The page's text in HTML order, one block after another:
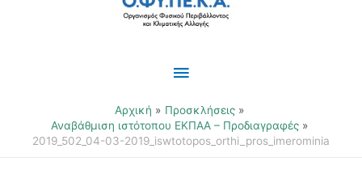
Αρχική
Προσκλήσεις
Αναβάθμιση ιστότοπου ΕΚΠΑΑ – Προδιαγραφές
2019_502_04-03-2019_iswtotopos_orthi_pros_imerominia